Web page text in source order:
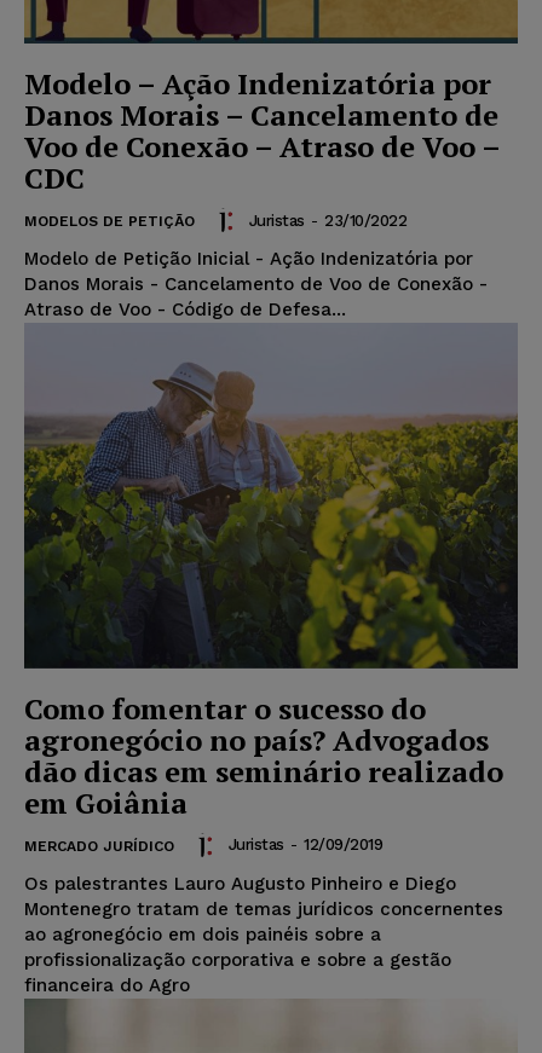
Modelo – Ação Indenizatória por
Danos Morais – Cancelamento de
Voo de Conexão – Atraso de Voo –
CDC
MODELOS DE PETIÇÃO Juristas - 23/10/2022
Modelo de Petição Inicial - Ação Indenizatória por
Danos Morais - Cancelamento de Voo de Conexão -
Atraso de Voo - Código de Defesa...
Como fomentar o sucesso do
agronegócio no país? Advogados
dão dicas em seminário realizado
em Goiânia
MERCADO JURÍDICO Juristas - 12/09/2019
Os palestrantes Lauro Augusto Pinheiro e Diego
Montenegro tratam de temas jurídicos concernentes
ao agronegócio em dois painéis sobre a
profissionalização corporativa e sobre a gestão
financeira do Agro